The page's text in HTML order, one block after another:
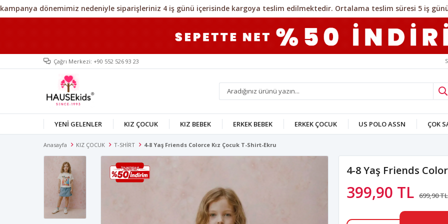
Çağrı Merkezi: +90 552 526 93 23
YENİ GELENLER KIZ ÇOCUK KIZ BEBEK ERKEK BEBEK ERKEK ÇOCUK US POLO ASSN ÇOK
Anasayfa KIZ ÇOCUK T-SHİRT 4-8 Yaş Friends Colorce Kız Çocuk T-Shirt-Ekru
4-8 Yaş Friends
399,90 TL 699,90 TL